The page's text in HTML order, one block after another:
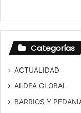
Categorías
ACTUALIDAD
ALDEA GLOBAL
BARRIOS Y